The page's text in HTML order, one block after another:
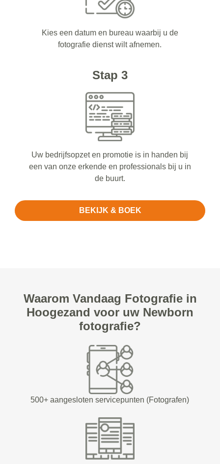
Kies een datum en bureau waarbij u de
fotografie dienst wilt afnemen.
Stap 3
Uw bedrijfsopzet en promotie is in handen bij
een van onze erkende en professionals bij u in
de buurt.
BEKIJK & BOEK
Waarom Vandaag Fotografie in
Hoogezand voor uw Newborn
fotografie?
500+ aangesloten servicepunten (Fotografen)